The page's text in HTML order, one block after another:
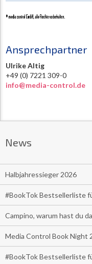
Ansprechpartner
Ulrike Altig
+49 (0) 7221 309-0
info@media-control.de
News
Halbjahressieger 2026
#BookTok Bestsellerliste
Campino, warum hast du
Media Control Book Night
#BookTok Bestsellerliste